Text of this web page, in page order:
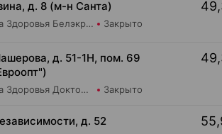
д. 8 (м-н Санта)
Планета Здоровья Белэкрос ОДО Аптека №5 Закрыто
д. 51-1Н, пом. 69
Планета Здоровья Доктор Таир ООО Аптека №8 Закрыто
д. 52